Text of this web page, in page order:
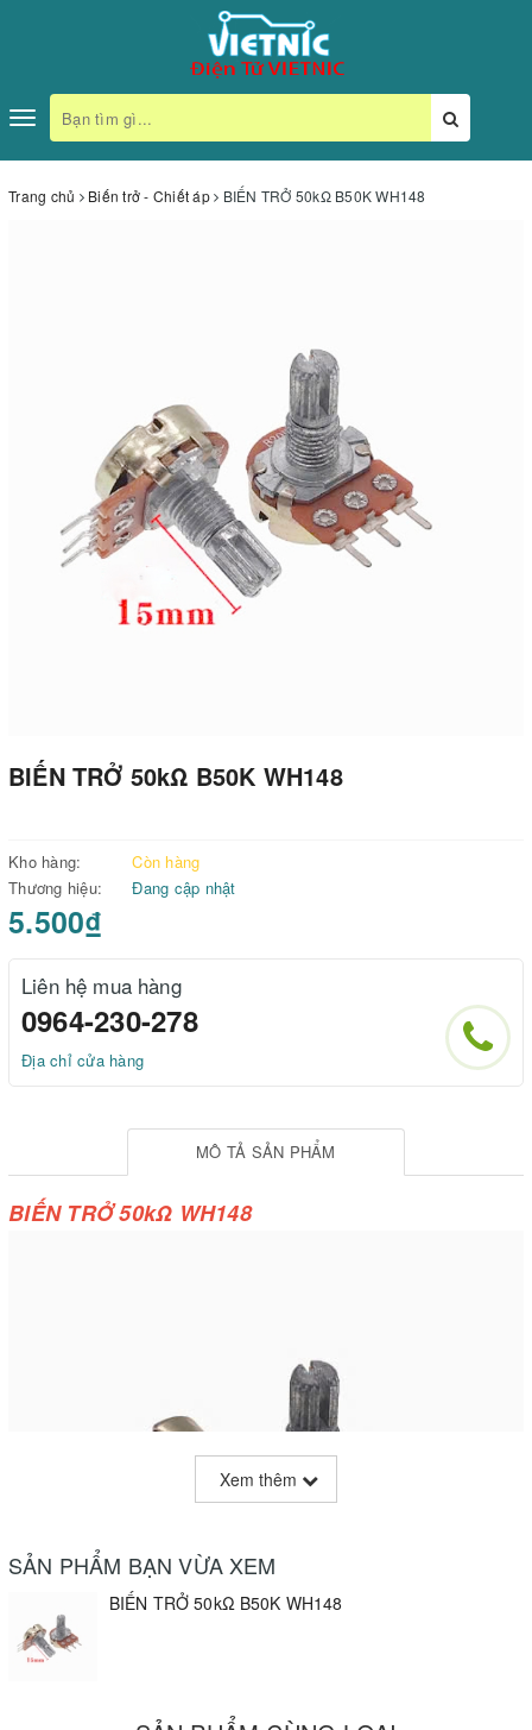
Toggle
navigation
Trang chủ Biến trở - Chiết áp BIẾN TRỞ 50kΩ B50K WH148
BIẾN TRỞ 50kΩ B50K WH148
Kho hàng:
Còn hàng
Thương hiệu:
Đang cập nhật
5.500₫
Liên hệ mua hàng
0964-230-278
Địa chỉ cửa hàng
MÔ TẢ SẢN PHẨM
BIẾN TRỞ 50kΩ WH148
Xem thêm
SẢN PHẨM BẠN VỪA XEM
BIẾN TRỞ 50kΩ B50K WH148